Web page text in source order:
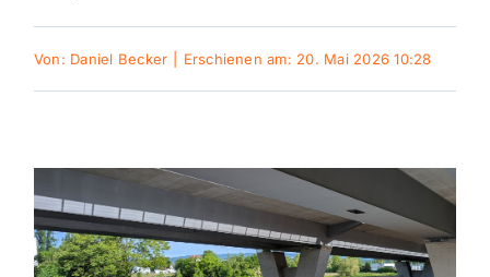
Themen und Termine
Von: Daniel Becker Erschienen am: 20. Mai 2026 10:28